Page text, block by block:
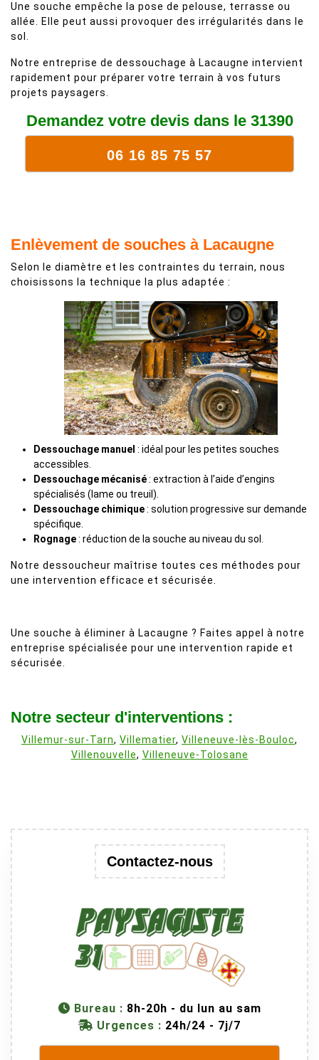
Une souche empêche la pose de pelouse, terrasse ou
allée. Elle peut aussi provoquer des irrégularités dans le
sol.
Notre entreprise de dessouchage à Lacaugne intervient
rapidement pour préparer votre terrain à vos futurs
projets paysagers.
Demandez votre devis dans le 31390
06 16 85 75 57
Enlèvement de souches à Lacaugne
Selon le diamètre et les contraintes du terrain, nous
choisissons la technique la plus adaptée :
Dessouchage manuel : idéal pour les petites souches
accessibles.
Dessouchage mécanisé: extraction à l’aide d’engins
spécialisés (lame ou treuil).
Dessouchage chimique: solution progressive sur demande
spécifique.
Rognage: réduction de la souche au niveau du sol.
Notre dessoucheur maîtrise toutes ces méthodes pour
une intervention efficace et sécurisée.
Une souche à éliminer à Lacaugne ? Faites appel à notre
entreprise spécialisée pour une intervention rapide et
sécurisée.
Notre secteur d'interventions :
Villemur-sur-Tarn, Villematier, Villeneuve-lès-Bouloc,
Villenouvelle, Villeneuve-Tolosane
Contactez-nous
Bureau : 8h-20h - du lun au sam
Urgences : 24h/24 - 7j/7